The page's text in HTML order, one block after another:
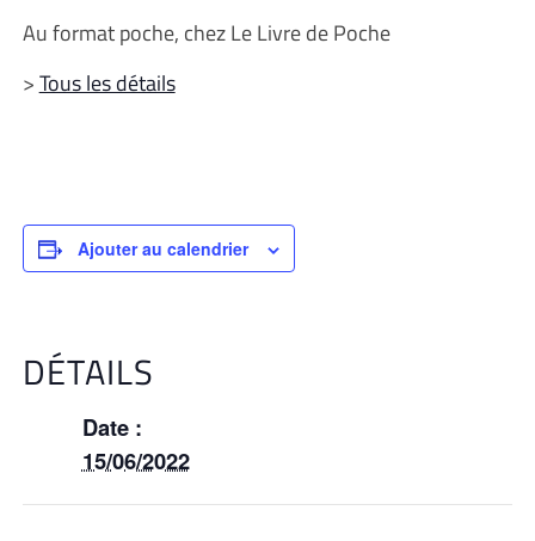
Au format poche, chez Le Livre de Poche
>Tous les détails
Ajouter au calendrier
DÉTAILS
Date :
15/06/2022